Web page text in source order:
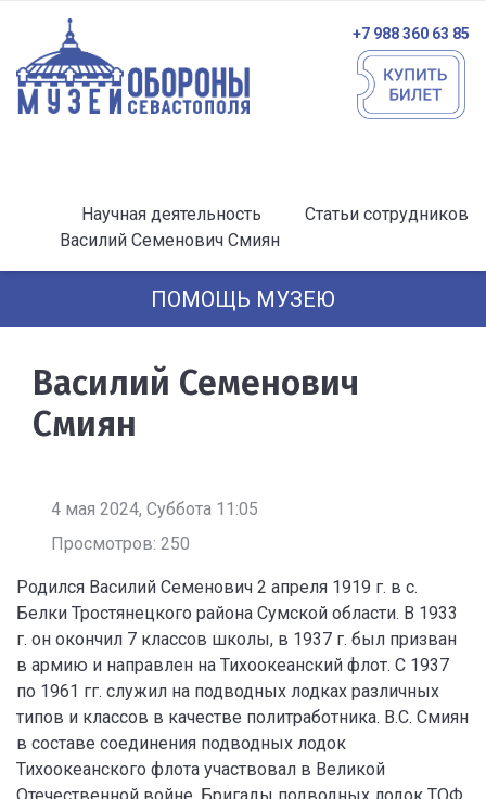
+7 988 360 63 85
Научная деятельность
Статьи сотрудников
Василий Семенович Смиян
ПОМОЩЬ МУЗЕЮ
Василий Семенович
Смиян
4 мая 2024, Суббота 11:05
Просмотров: 250
Родился Василий Семенович 2 апреля 1919 г. в с.
Белки Тростянецкого района Сумской области. В 1933
г. он окончил 7 классов школы, в 1937 г. был призван
в армию и направлен на Тихоокеанский флот. С 1937
по 1961 гг. служил на подводных лодках различных
типов и классов в качестве политработника. В.С. Смиян
в составе соединения подводных лодок
Тихоокеанского флота участвовал в Великой